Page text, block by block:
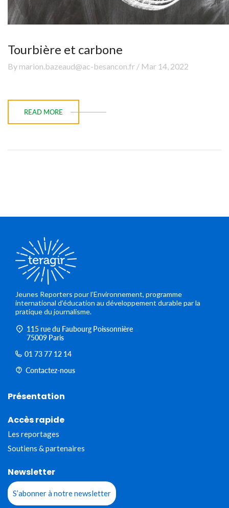
Tourbière et carbone
By marion.bazeaud@ac-besancon.fr / Mar 14, 2022
READ MORE
Jeunes Reporters pour l’Environnement, programme
international d’éducation au développement durable par la
pratique du journalisme.
115 rue du Faubourg Poissonnière
75009 Paris
01 73 77 12 14
Contactez-nous
Présentation
Accès rapide
Les reportages
Soutiens & partenaires
Newsletter
S’abonner à notre newsletter